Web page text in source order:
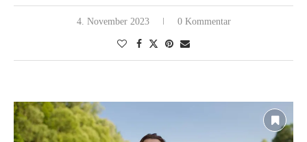
4. November 2023 0 Kommentar